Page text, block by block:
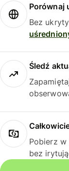
Porównaj
Bez
Śledź
Pobierz w
bez